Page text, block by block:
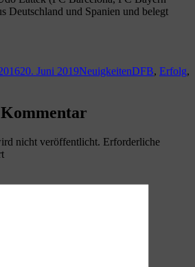
Deutschland und Spanien und belegt
20. Juni 2019NeuigkeitenDFB, Erfolg,
nicht veröffentlicht. Erforderliche